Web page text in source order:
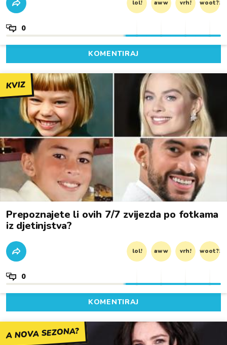
lol! aww vrh! woot?!
0
KOMENTIRAJ
KVIZ
Prepoznajete li ovih 7/7 zvijezda po fotkama
iz djetinjstva?
lol! aww vrh! woot?!
0
KOMENTIRAJ
A NOVA SEZONA?